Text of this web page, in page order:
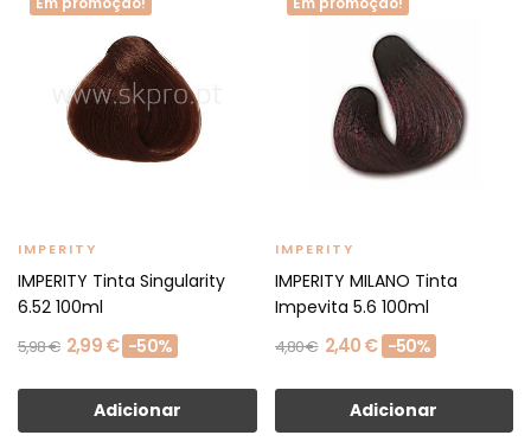
IMPERITY
IMPERITY Tinta Singularity
6.52 100ml
5,98 € 2,99 € -50%
Adicionar
IMPERITY
IMPERITY MILANO Tinta
Impevita 5.6 100ml
4,80 € 2,40 € -50%
Adicionar